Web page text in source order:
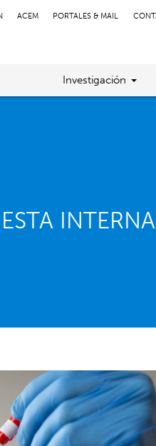
ACEM PORTALES & MAIL
Investigación